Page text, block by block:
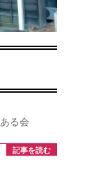
る会
記事を読む